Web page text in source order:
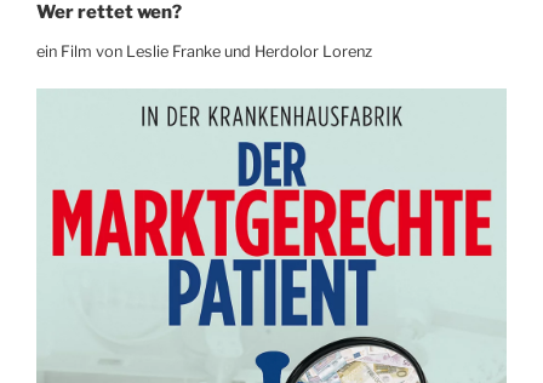
Wer rettet wen?
ein Film von Leslie Franke und Herdolor Lorenz